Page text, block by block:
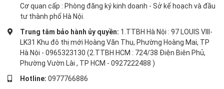
Cơ quan cấp : Phòng đăng ký kinh doanh - Sở kế hoạch và đầu
tư thành phố Hà Nội.
Trung tâm bảo hành ủy quyền: 1.TTBH Hà Nội : 97 LOUIS VIII-
LK31 Khu đô thị mới Hoàng Văn Thụ, Phường Hoàng Mai, TP
Hà Nội - 0965323130 (2.TTBH HCM : 724/38 Điện Biên Phủ,
Phường Vườn Lài , TP HCM - 0927222488 )
Hotline: 0977766886